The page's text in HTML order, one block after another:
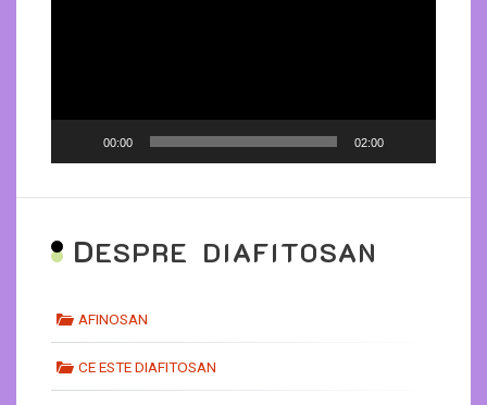
00:00 02:00
DESPRE DIAFITOSAN
AFINOSAN
CE ESTE DIAFITOSAN